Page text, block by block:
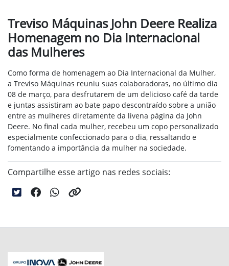
Treviso Máquinas John Deere Realiza
Homenagem no Dia Internacional
das Mulheres
Como forma de homenagem ao Dia Internacional da Mulher,
a Treviso Máquinas reuniu suas colaboradoras, no último dia
08 de março, para desfrutarem de um delicioso café da tarde
e juntas assistiram ao bate papo descontraído sobre a união
entre as mulheres diretamente da livena página da John
Deere. No final cada mulher, recebeu um copo personalizado
especialmente confeccionado para o dia, ressaltando e
fomentando a importância da mulher na sociedade.
Compartilhe esse artigo nas redes sociais: